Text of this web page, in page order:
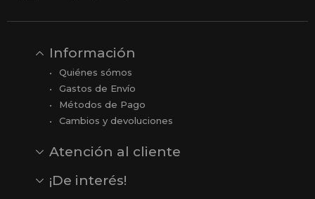
Información
Quiénes sómos
Gastos de Envío
Métodos de Pago
Cambios y devoluciones
Atención al cliente
Opiniones
Reseñas en Google
¡De interés!